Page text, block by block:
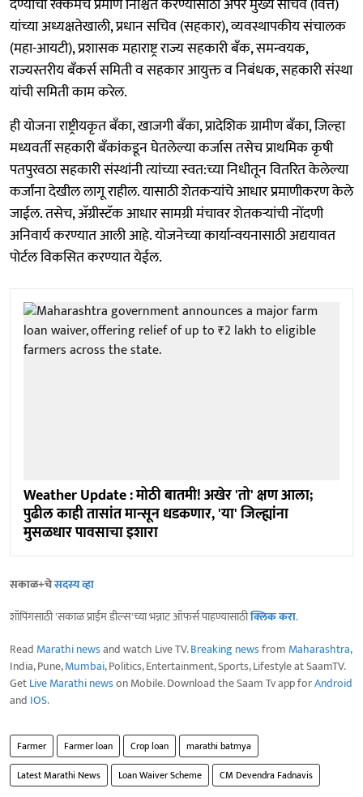
देण्याची रक्कमेचे प्रमाण निश्चित करण्यासाठी अपर मुख्य सचिव (वित्त)
यांच्या अध्यक्षतेखाली, प्रधान सचिव (सहकार), व्यवस्थापकीय संचालक
(महा-आयटी), प्रशासक महाराष्ट्र राज्य सहकारी बँक, समन्वयक,
राज्यस्तरीय बँकर्स समिती व सहकार आयुक्त व निबंधक, सहकारी संस्था
यांची समिती काम करेल.
ही योजना राष्ट्रीयकृत बँका, खाजगी बँका, प्रादेशिक ग्रामीण बँका, जिल्हा
मध्यवर्ती सहकारी बँकांकडून घेतलेल्या कर्जास तसेच प्राथमिक कृषी
पतपुरवठा सहकारी संस्थांनी त्यांच्या स्वत:च्या निधीतून वितरित केलेल्या
कर्जांना देखील लागू राहील. यासाठी शेतकर्‍यांचे आधार प्रमाणीकरण केले
जाईल. तसेच, अ‍ॅग्रीस्टॅक आधार सामग्री मंचावर शेतकर्‍यांची नोंदणी
अनिवार्य करण्यात आली आहे. योजनेच्या कार्यान्वयनासाठी अद्ययावत
पोर्टल विकसित करण्यात येईल.
Weather Update : मोठी बातमी! अखेर 'तो' क्षण आला;
पुढील काही तासांत मान्सून धडकणार, 'या' जिल्ह्यांना
मुसळधार पावसाचा इशारा
सकाळ+चेसदस्य व्हा
शॉपिंगसाठी 'सकाळ प्राईम डील्स'च्या भन्नाट ऑफर्स पाहण्यासाठीक्लिक करा.
Read Marathi newsand watch Live TV.Breaking newsfrom Maharashtra,
India, Pune,Mumbai, Politics, Entertainment, Sports, Lifestyle at SaamTV.
GetLive Marathi newson Mobile. Download the Saam Tv app forAndroid
and IOS.
Farmer Farmer loan Crop loan
marathi batmya
Latest Marathi News
Loan Waiver Scheme CM Devendra Fadnavis